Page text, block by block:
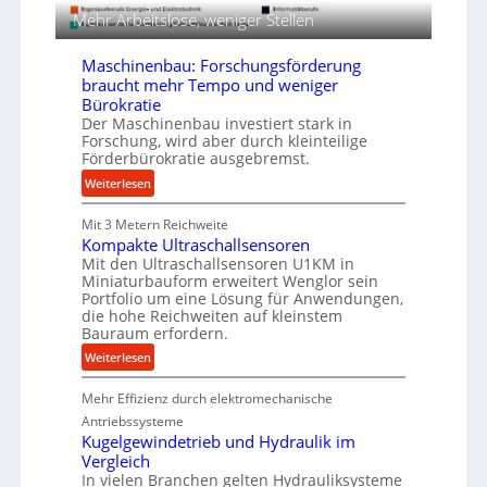
e
n
i
g
&
B
a
u
e
r
g
e
n
f
r
d
i
e
P
r
o
d
u
k
t
i
o
i
n
d
e
Mehr Arbeitslose, weniger Stellen
Maschinenbau: Forschungsförderung
braucht mehr Tempo und weniger
Bürokratie
Der Maschinenbau investiert stark in
Forschung, wird aber durch kleinteilige
Förderbürokratie ausgebremst.
Weiterlesen:
M
a
s
c
h
i
n
e
n
u
:
Mit 3 Metern Reichweite
Kompakte Ultraschallsensoren
Mit den Ultraschallsensoren U1KM in
Miniaturbauform erweitert Wenglor sein
Portfolio um eine Lösung für Anwendungen,
die hohe Reichweiten auf kleinstem
Bauraum erfordern.
Weiterlesen:
K
o
m
p
k
Mehr Effizienz durch elektromechanische
Antriebssysteme
Kugelgewindetrieb und Hydraulik im
Vergleich
In vielen Branchen gelten Hydrauliksysteme